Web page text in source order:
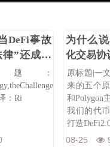
DeFi事故
”还成立
：
：Ri
为什么
化交易协
原标题|一
来的五个
和Polygon
我们的代
打造
08-25